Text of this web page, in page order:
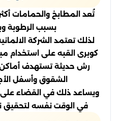
تُعد المطابخ والحمامات
بسبب الرطوبة
لذلك تعتمد الشركة
كوبرى القبه على استخدام
رش حديثة تستهدف أماكن
الشقوق وأسفل
ويساعد ذلك في القضاء على
في الوقت نفسه لتحقيق